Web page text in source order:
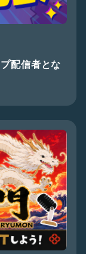
配信者とな